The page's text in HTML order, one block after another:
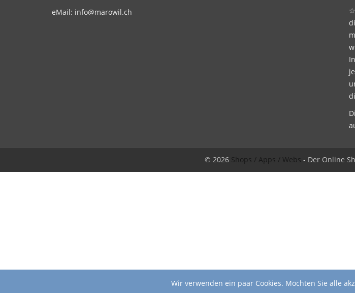
eMail: info@marowil.ch
© 2026 Shops / Apps / Webs - Der Online
Wir verwenden ein paar Cookies. Möchten Sie alle